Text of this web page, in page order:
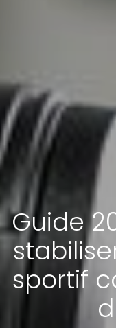
Guide
sportif